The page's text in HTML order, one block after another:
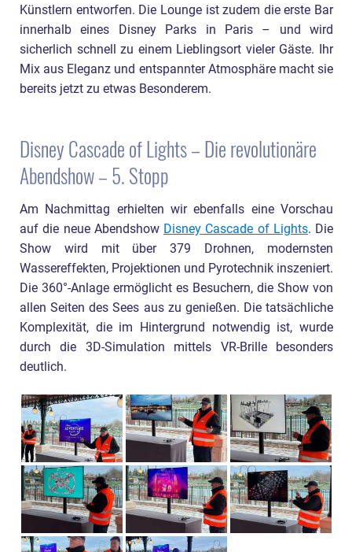
Künstlern entworfen. Die Lounge ist zudem die erste Bar
innerhalb eines Disney Parks in Paris – und wird
sicherlich schnell zu einem Lieblingsort vieler Gäste. Ihr
Mix aus Eleganz und entspannter Atmosphäre macht sie
bereits jetzt zu etwas Besonderem.
Disney Cascade of Lights – Die revolutionäre
Abendshow – 5. Stopp
Am Nachmittag erhielten wir ebenfalls eine Vorschau
auf die neue Abendshow Disney Cascade of Lights. Die
Show wird mit über 379 Drohnen, modernsten
Wassereffekten, Projektionen und Pyrotechnik inszeniert.
Die 360°-Anlage ermöglicht es Besuchern, die Show von
allen Seiten des Sees aus zu genießen. Die tatsächliche
Komplexität, die im Hintergrund notwendig ist, wurde
durch die 3D-Simulation mittels VR-Brille besonders
deutlich.